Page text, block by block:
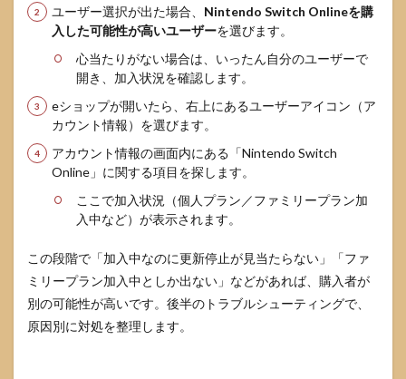
ン変
更の
選択
肢
6.3
返
金・
戻し
の基
針
よく
ある
質問
7.1
更新
ユーザー選択が出た場合、 Nintendo Switch Onlineを購
入した可能性が高いユーザーを選びます。
心当たりがない場合は、いったん自分のユーザーで
開き、加入状況を確認します。
eショップが開いたら、右上にあるユーザーアイコン（ア
カウント情報）を選びます。
アカウント情報の画面内にある「Nintendo Switch
Online」に関する項目を探します。
ここで加入状況（個人プラン／ファミリープラン加
入中など）が表示されます。
この段階で「加入中なのに更新停止が見当たらない」「ファ
ミリープラン加入中としか出ない」などがあれば、購入者が
別の可能性が高いです。後半のトラブルシューティングで、
原因別に対処を整理します。